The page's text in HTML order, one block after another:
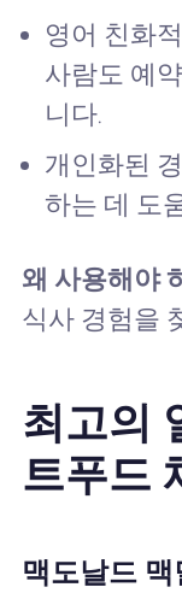
영어 친화
사람도 예
니다.
개인화된
하는 데 도
왜 사용해야
식사 경험을
최고의
트푸드
맥도날드 맥